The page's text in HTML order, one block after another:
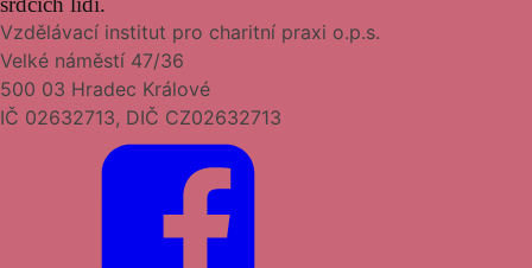
Vzdělávací institut pro charitní praxi o.p.s.
Velké náměstí 47/36
500 03 Hradec Králové
IČ 02632713, DIČ CZ02632713